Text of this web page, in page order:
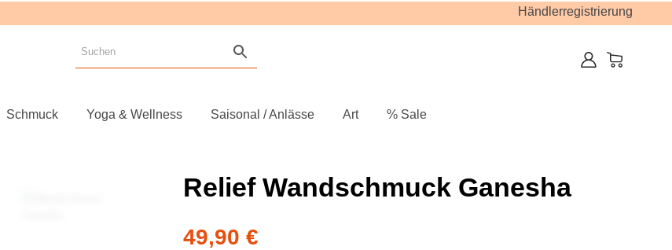
Händlerregistrierung
Schmuck Yoga & Wellness Saisonal / Anlässe Art % Sale
Relief Wandschmuck Ganesha
49,90 €